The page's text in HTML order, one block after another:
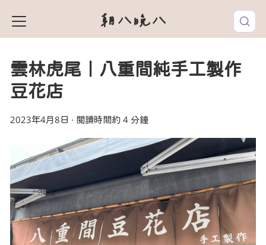
朝八晚八
雲林虎尾｜八重間純手工製作
豆花店
2023年4月8日 · 閱讀時間約 4 分鐘